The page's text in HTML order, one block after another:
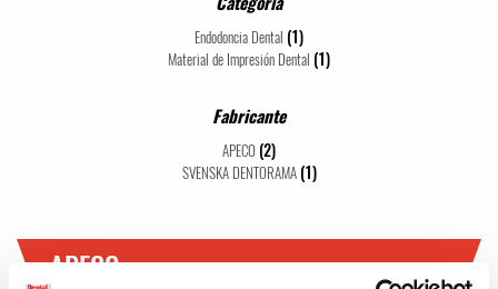
Endodoncia Dental (1)
Material de Impresión Dental (1)
Fabricante
APECO (2)
SVENSKA DENTORAMA(1)
APECO